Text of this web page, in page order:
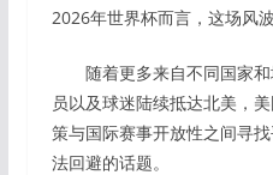
2026年世界杯而言，这场风
随着更多来自不同国家和
员以及球迷陆续抵达北美，
策与国际赛事开放性之间寻
法回避的话题。